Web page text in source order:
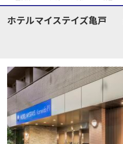
ホテルマイステイズ亀戸